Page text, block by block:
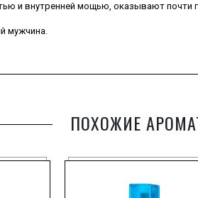
и внутренней мощью, оказывают почти
мужчина.
ПОХОЖИЕ